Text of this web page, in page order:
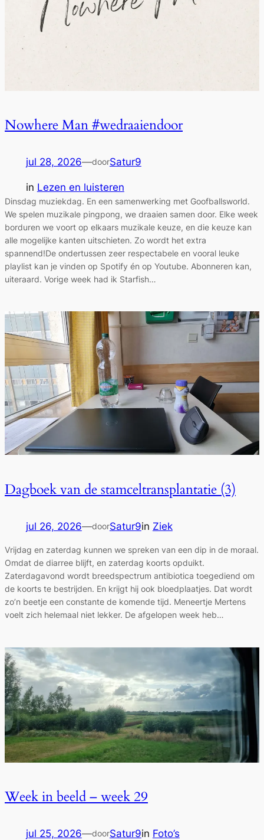
Nowhere Man #wedraaiendoor
jul 28, 2026—doorSatur9
in Lezen en luisteren
Dinsdag muziekdag. En een samenwerking met Goofballsworld.
We spelen muzikale pingpong, we draaien samen door. Elke week
borduren we voort op elkaars muzikale keuze, en die keuze kan
alle mogelijke kanten uitschieten. Zo wordt het extra
spannend!De ondertussen zeer respectabele en vooral leuke
playlist kan je vinden op Spotify én op Youtube. Abonneren kan,
uiteraard. Vorige week had ik Starfish…
Dagboek van de stamceltransplantatie (3)
jul 26, 2026—doorSatur9in Ziek
Vrijdag en zaterdag kunnen we spreken van een dip in de moraal.
Omdat de diarree blijft, en zaterdag koorts opduikt.
Zaterdagavond wordt breedspectrum antibiotica toegediend om
de koorts te bestrijden. En krijgt hij ook bloedplaatjes. Dat wordt
zo’n beetje een constante de komende tijd. Meneertje Mertens
voelt zich helemaal niet lekker. De afgelopen week heb…
Week in beeld – week 29
jul 25, 2026—doorSatur9in Foto’s